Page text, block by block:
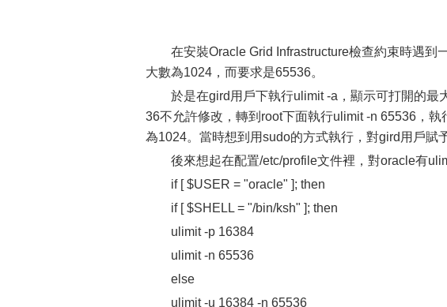
在安裝Oracle Grid Infrastructure檢查約束時遇
大數為1024，而要求是65536。
於是在gird用戶下執行ulimit -a，顯示可打開的
36不允許修改，轉到root下面執行ulimit -n 65536，
為1024。當時想到用sudo的方式執行，對gird用戶賦
後來想起在配置/etc/profile文件裡，對oracle有
if [ $USER = "oracle" ]; then
if [ $SHELL = "/bin/ksh" ]; then
ulimit -p 16384
ulimit -n 65536
else
ulimit -u 16384 -n 65536